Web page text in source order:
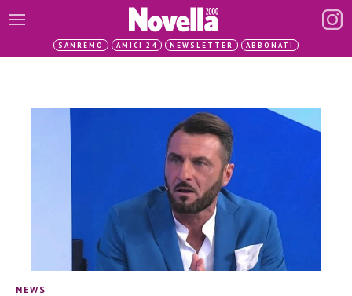
SANREMO AMICI 24 NEWSLETTER ABBONATI
NEWS